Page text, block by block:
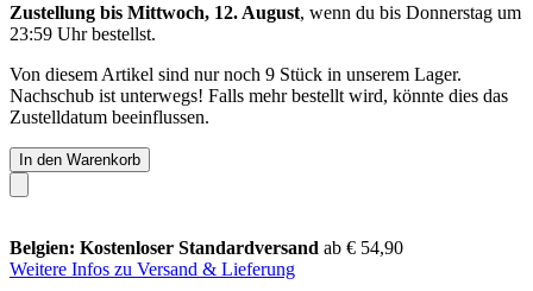
Zustellung bis Mittwoch, 12. August, wenn du bis Donnerstag um
23:59 Uhrbestellst.
Von diesem Artikel sind nur noch 9 Stück in unserem Lager.
Nachschub ist unterwegs! Falls mehr bestellt wird, könnte dies das
Zustelldatum beeinflussen.
In den Warenkorb
Belgien: Kostenloser Standardversand ab € 54,90
Weitere Infos zu Versand & Lieferung